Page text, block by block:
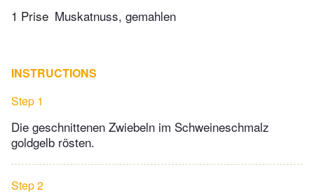
1 Prise Muskatnuss, gemahlen
INSTRUCTIONS
Step 1
Die geschnittenen Zwiebeln im Schweineschmalz
goldgelb rösten.
Step 2